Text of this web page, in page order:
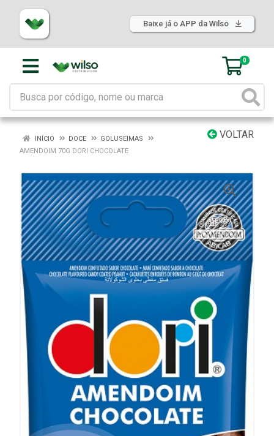
Baixe já o APP da Wilso
0
VOLTAR
INÍCIO DOCE
GOLUSEIMAS
AMENDOIM 70G DORI CHOCOLATE